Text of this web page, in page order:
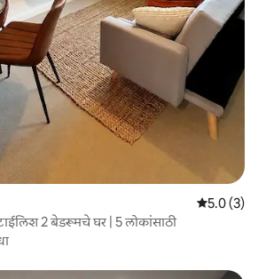
5 पैकी 5.0
5.0 (3)
2 बेडरूमचे घर | 5 लोकांसाठी